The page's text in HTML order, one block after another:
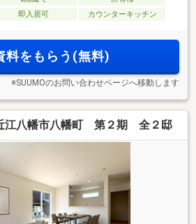
即入居可 カウンターキッチン
料をもらう(無料)
※SUUMOのお問い合わせページへ移動します
八幡市八幡町 第２期 全２邸